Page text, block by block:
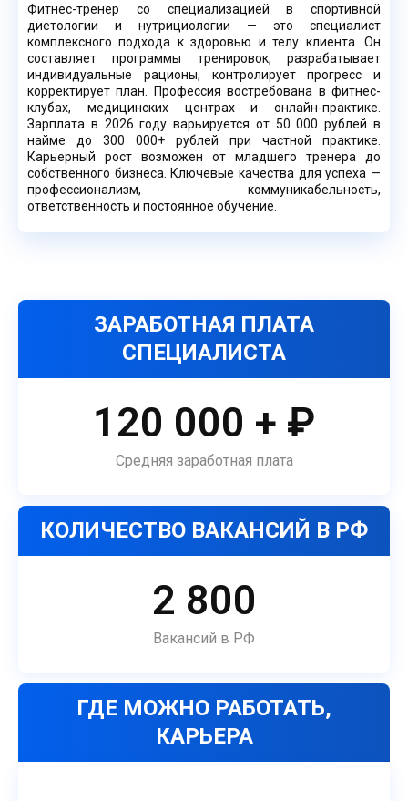
Фитнес-тренер со специализацией в спортивной
диетологии и нутрициологии — это специалист
комплексного подхода к здоровью и телу клиента. Он
составляет программы тренировок, разрабатывает
индивидуальные рационы, контролирует прогресс и
корректирует план. Профессия востребована в фитнес-
клубах, медицинских центрах и онлайн-практике.
Зарплата в 2026 году варьируется от 50 000 рублей в
найме до 300 000+ рублей при частной практике.
Карьерный рост возможен от младшего тренера до
собственного бизнеса. Ключевые качества для успеха —
профессионализм, коммуникабельность,
ответственность и постоянное обучение.
ЗАРАБОТНАЯ ПЛАТА
СПЕЦИАЛИСТА
120 000 + ₽
Средняя заработная плата
КОЛИЧЕСТВО ВАКАНСИЙ В РФ
2 800
Вакансий в РФ
ГДЕ МОЖНО РАБОТАТЬ,
КАРЬЕРА